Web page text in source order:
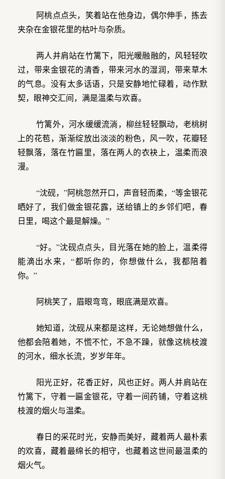
阿桃点点头，笑着站在他身边，偶尔伸手，拣去
夹杂在金银花里的枯叶与杂质。
两人并肩站在竹篱下，阳光暖融融的，风轻轻吹
过，带来金银花的清香，带来河水的湿润，带来草木
的气息。没有太多话语，只是安静地忙碌着，动作默
契，眼神交汇间，满是温柔与欢喜。
竹篱外，河水缓缓流淌，柳丝轻轻飘动，老桃树
上的花苞，渐渐绽放出淡淡的粉色，风一吹，花瓣轻
轻飘落，落在竹匾里，落在两人的衣袂上，温柔而浪
漫。
“沈砚，”阿桃忽然开口，声音轻而柔，“等金银花
晒好了，我们做金银花露，送给镇上的乡邻们吧，春
日里，喝这个最是解燥。”
“好。”沈砚点点头，目光落在她的脸上，温柔得
能滴出水来，“都听你的，你想做什么，我都陪着
你。”
阿桃笑了，眉眼弯弯，眼底满是欢喜。
她知道，沈砚从来都是这样，无论她想做什么，
他都会陪着她，不慌不忙，不急不躁，就像这桃枝渡
的河水，细水长流，岁岁年年。
阳光正好，花香正好，风也正好。两人并肩站在
竹篱下，守着一匾金银花，守着一间药铺，守着这桃
枝渡的烟火与温柔。
春日的采花时光，安静而美好，藏着两人最朴素
的欢喜，藏着最绵长的相守，也藏着这世间最温柔的
烟火气。